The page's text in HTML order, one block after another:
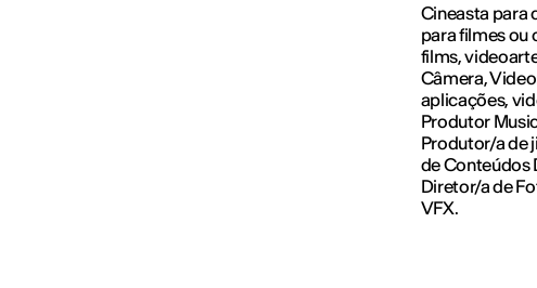
Cineasta para
para filmes ou
films,
Câmera,
aplicações,
Produtor
Produtor/a de
de Conteúdos
Diretor/a de
VFX.